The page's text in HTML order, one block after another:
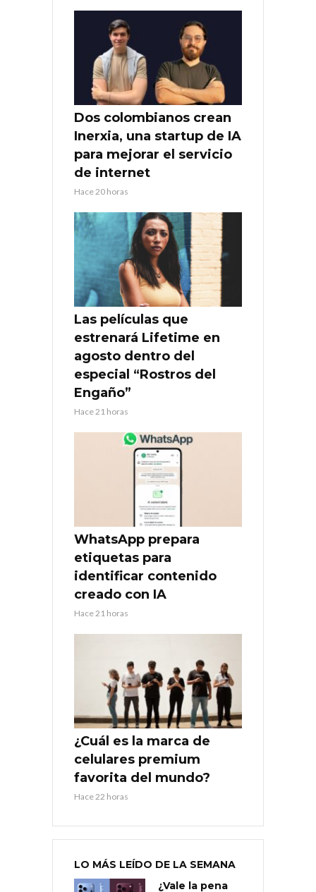
Dos colombianos crean
Inerxia, una startup de IA
para mejorar el servicio
de internet
Hace 20 horas
Las películas que
estrenará Lifetime en
agosto dentro del
especial “Rostros del
Engaño”
Hace 21 horas
WhatsApp prepara
etiquetas para
identificar contenido
creado con IA
Hace 21 horas
¿Cuál es la marca de
celulares premium
favorita del mundo?
Hace 22 horas
LO MÁS LEÍDO DE LA SEMANA
¿Vale la pena